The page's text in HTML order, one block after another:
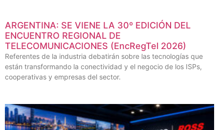
ARGENTINA: SE VIENE LA 30º EDICIÓN DEL
ENCUENTRO REGIONAL DE
TELECOMUNICACIONES (EncRegTel 2026)
Referentes de la industria debatirán sobre las tecnologías que
están transformando la conectividad y el negocio de los ISPs,
cooperativas y empresas del sector.